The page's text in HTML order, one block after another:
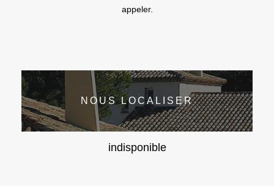
appeler.
NOUS LOCALISER
indisponible